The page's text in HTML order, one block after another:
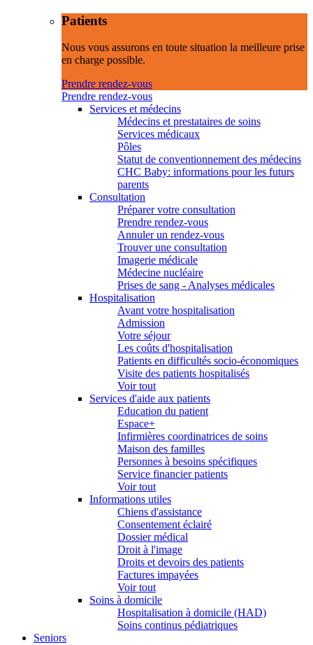
Patients
Nous vous assurons en toute situation la meilleure prise
en charge possible.
Prendre rendez-vous
Prendre rendez-vous
Services et médecins
Médecins et prestataires de soins
Services médicaux
Pôles
Statut de conventionnement des médecins
CHC Baby: informations pour les futurs
parents
Consultation
Préparer votre consultation
Prendre rendez-vous
Annuler un rendez-vous
Trouver une consultation
Imagerie médicale
Médecine nucléaire
Prises de sang - Analyses médicales
Hospitalisation
Avant votre hospitalisation
Admission
Votre séjour
Les coûts d'hospitalisation
Patients en difficultés socio-économiques
Visite des patients hospitalisés
Voir tout
Services d'aide aux patients
Education du patient
Espace+
Infirmières coordinatrices de soins
Maison des familles
Personnes à besoins spécifiques
Service financier patients
Voir tout
Informations utiles
Chiens d'assistance
Consentement éclairé
Dossier médical
Droit à l'image
Droits et devoirs des patients
Factures impayées
Voir tout
Soins à domicile
Hospitalisation à domicile (HAD)
Soins continus pédiatriques
Seniors